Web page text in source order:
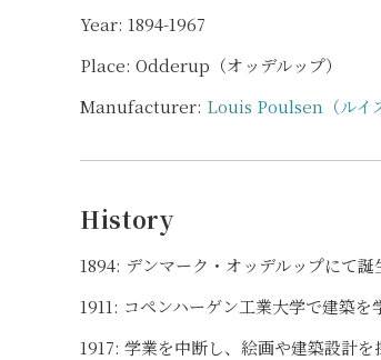
Year: 1894-1967
Place: Odderup（オッデルップ）
Manufacturer: Louis Poulsen（ルイ
History
1894: デンマーク・オッデルップにて誕
1911: コペンハーゲン工業大学で建築を
1917: 学業を中断し、絵画や建築設計を